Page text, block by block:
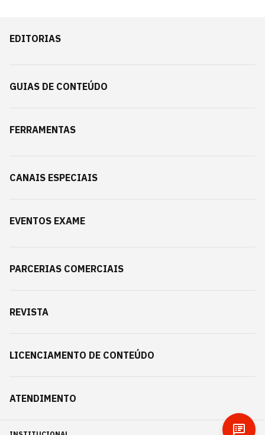
EDITORIAS
GUIAS DE CONTEÚDO
FERRAMENTAS
CANAIS ESPECIAIS
EVENTOS EXAME
PARCERIAS COMERCIAIS
REVISTA
LICENCIAMENTO DE CONTEÚDO
ATENDIMENTO